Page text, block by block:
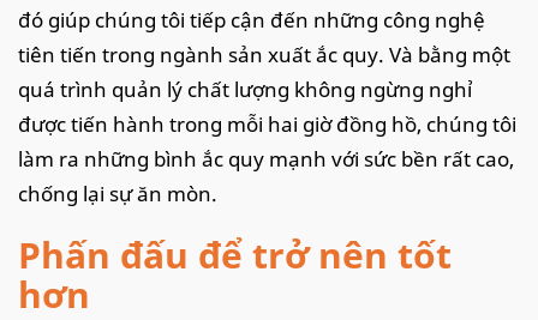
đó giúp chúng tôi tiếp cận đến những công nghệ
tiên tiến trong ngành sản xuất ắc quy. Và bằng một
quá trình quản lý chất lượng không ngừng nghỉ
được tiến hành trong mỗi hai giờ đồng hồ, chúng tôi
làm ra những bình ắc quy mạnh với sức bền rất cao,
chống lại sự ăn mòn.
Phấn đấu để trở nên tốt
hơn